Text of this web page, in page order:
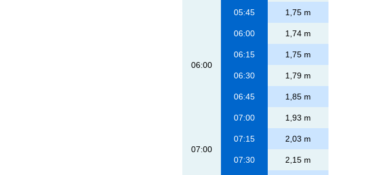
05:45 1,75 m
06:00
06:00 1,74 m
06:15 1,75 m
06:30 1,79 m
06:45 1,85 m
07:00
07:00 1,93 m
07:15 2,03 m
07:30 2,15 m